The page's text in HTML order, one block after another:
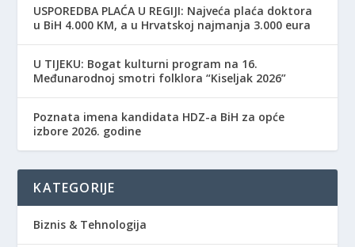
USPOREDBA PLAĆA U REGIJI: Najveća plaća doktora
u BiH 4.000 KM, a u Hrvatskoj najmanja 3.000 eura
​U TIJEKU: Bogat kulturni program na 16.
Međunarodnoj smotri folklora “Kiseljak 2026”
Poznata imena kandidata HDZ-a BiH za opće
izbore 2026. godine
KATEGORIJE
Biznis & Tehnologija